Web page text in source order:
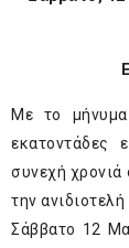
Με το μήνυμα
εκατοντάδες
συνεχή χρονιά
την
Σάββατο 12